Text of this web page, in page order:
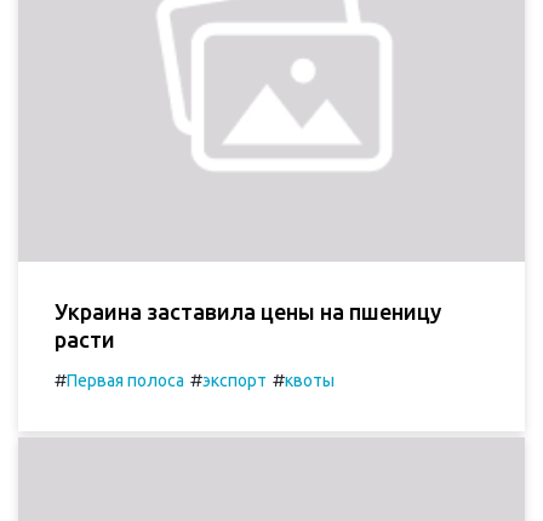
Украина заставила цены на пшеницу
расти
#Первая полоса #экспорт #квоты